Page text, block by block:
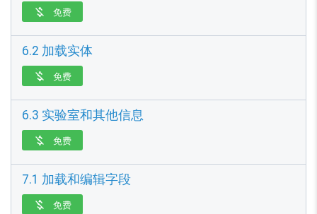
 免费
6.2 加载实体
 免费
6.3 实验室和其他信息
 免费
7.1 加载和编辑字段
 免费